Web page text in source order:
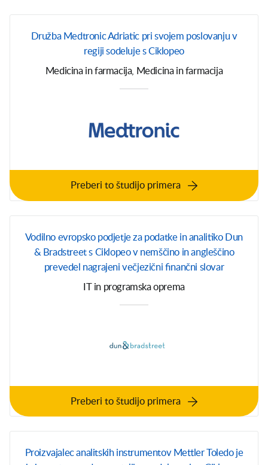
Družba Medtronic Adriatic pri svojem poslovanju v
regiji sodeluje s Ciklopeo
Medicina in farmacija, Medicina in farmacija
Preberi to študijo primera
Vodilno evropsko podjetje za podatke in analitiko Dun
& Bradstreet s Ciklopeo v nemščino in angleščino
prevedel nagrajeni večjezični finančni slovar
IT in programska oprema
Preberi to študijo primera
Proizvajalec analitskih instrumentov Mettler Toledo je